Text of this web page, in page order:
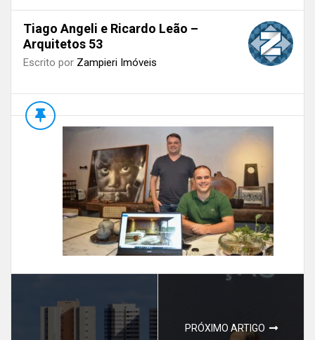
Tiago Angeli e Ricardo Leão –
Arquitetos 53
Escrito por Zampieri Imóveis
PRÓXIMO ARTIGO